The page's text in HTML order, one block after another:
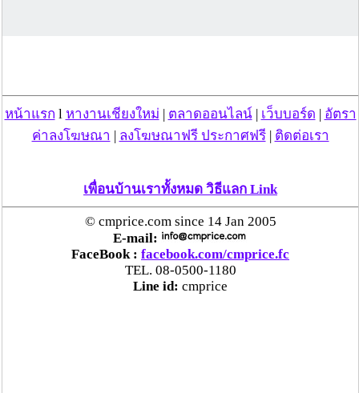
แม่สะเรียง ลุยตรวจ “สกุชชี่“ ของเล่นอันตราย พบไร้
“ลาว” ส่ง “24 คนไทย” กลับประเทศผ่านด่าน
เชียงของ เพื่อดำเนินการตามกฎหมาย พบส่วนใหญ่มี
เอี่ยวแก๊งคอลเซ็นเตอร์
“ตรีนุช” เปิดตัวระบบ “e-WorkPermit” ลงทะเบียน
หน้าแรก l หางานเชียงใหม่ ตลาดออนไลน์| เว็บบอร์ด
อัตรา
ค่าลงโฆษณา
ลงโฆษณาฟรี ประกาศฟรี| ติดต่อเรา
เพื่อนบ้านเราทั้งหมด วิธีแลก Link
© cmprice.com since 14 Jan 2005
E-mail:
FaceBook : facebook.com/cmprice.fc
TEL. 08-0500-1180
Line id: cmprice